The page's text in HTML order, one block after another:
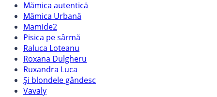
Mămica autentică
Mămica Urbană
Mamide2
Pisica pe sârmă
Raluca Loteanu
Roxana Dulgheru
Ruxandra Luca
Și blondele gândesc
Vavaly